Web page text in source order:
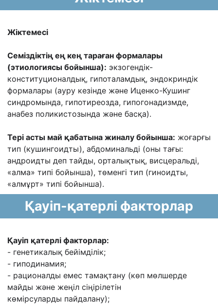
Жіктемесі
Семіздіктің ең кең тараған формалары
(этиологиясы бойынша): экзогендік-
конституционалдық, гипоталамдық, эндокриндік
формалары (ауру кезінде жəне Иценко-Кушинг
синдромында, гипотиреозда, гипогонадизмде,
анабез поликистозында жəне басқа).
Тері асты май қабатына жиналу бойынша: жоғарғы
тип (кушингоидты), абдоминальді (оны тағы:
андроидты деп тайды, орталықтық, висцеральді,
«алма» типі бойынша), төменгі тип (гиноидты,
«алмұрт» типі бойынша).
Қауіп-қатерлі факторлар
Қауіп қатерлі факторлар:
- генетикалық бейімділік;
- гиподинамия;
- рационалды емес тамақтану (көп мөлшерде
майды жəне жеңіл сіңірілетін
көмірсуларды пайдалану);